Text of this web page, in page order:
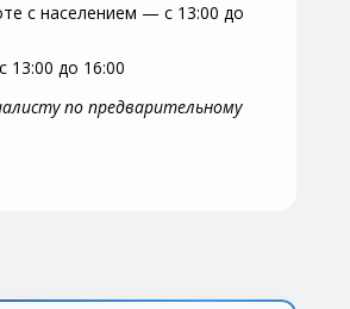
с населением — с 13:00 до
до 16:00
по предварительному